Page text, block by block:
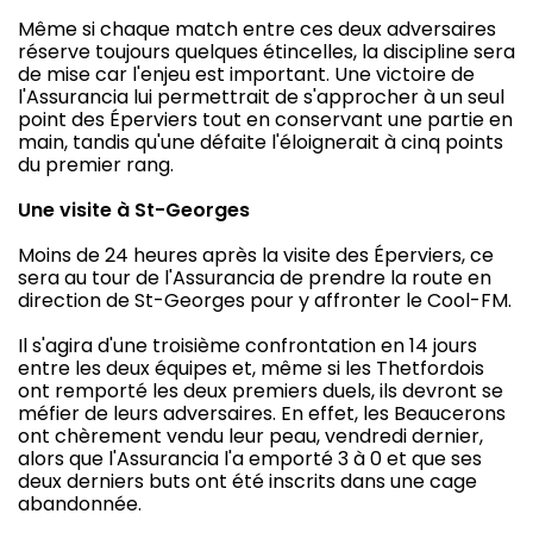
Même si chaque match entre ces deux adversaires
réserve toujours quelques étincelles, la discipline sera
de mise car l'enjeu est important. Une victoire de
l'Assurancia lui permettrait de s'approcher à un seul
point des Éperviers tout en conservant une partie en
main, tandis qu'une défaite l'éloignerait à cinq points
du premier rang.
Une visite à St-Georges
Moins de 24 heures après la visite des Éperviers, ce
sera au tour de l'Assurancia de prendre la route en
direction de St-Georges pour y affronter le Cool-FM.
Il s'agira d'une troisième confrontation en 14 jours
entre les deux équipes et, même si les Thetfordois
ont remporté les deux premiers duels, ils devront se
méfier de leurs adversaires. En effet, les Beaucerons
ont chèrement vendu leur peau, vendredi dernier,
alors que l'Assurancia l'a emporté 3 à 0 et que ses
deux derniers buts ont été inscrits dans une cage
abandonnée.